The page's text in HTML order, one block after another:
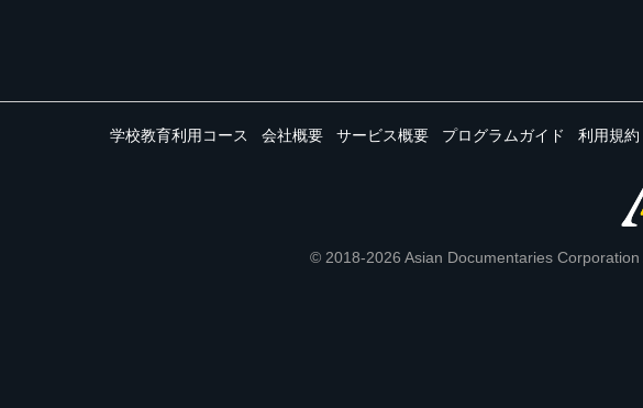
学校教育利用コース 会社概要 サービス概要 プログラムガイド 利用規約
© 2018-2026 Asian Documentaries